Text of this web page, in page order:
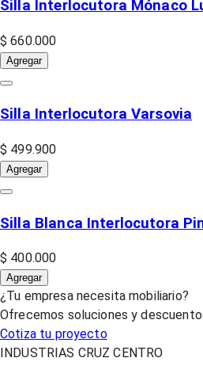
Silla Interlocutora Mónaco
$ 660.000
Agregar
Silla Interlocutora Varsovia
$ 499.900
Agregar
Silla Blanca Interlocutora
$ 400.000
Agregar
¿Tu empresa necesita mobiliario?
Ofrecemos soluciones y
Cotiza tu proyecto
INDUSTRIAS CRUZ CENTRO